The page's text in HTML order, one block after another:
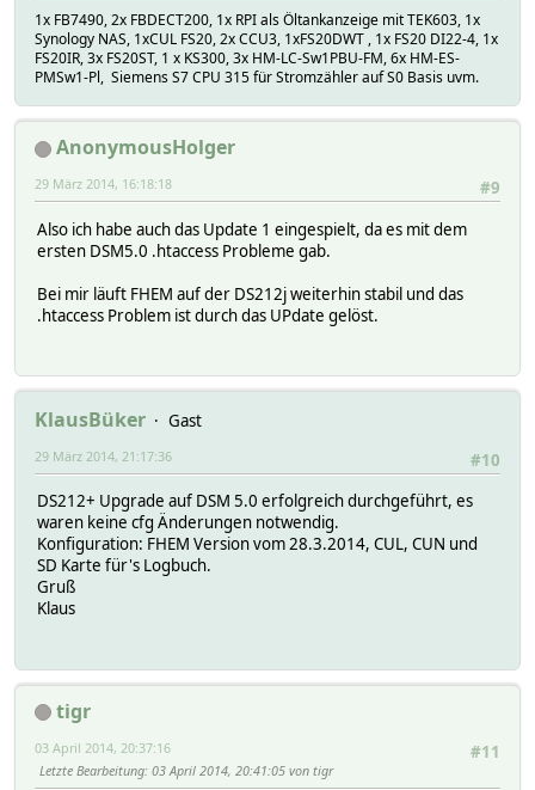
1x FB7490, 2x FBDECT200, 1x RPI als Öltankanzeige mit TEK603, 1x
Synology NAS, 1xCUL FS20, 2x CCU3, 1xFS20DWT , 1x FS20 DI22-4, 1x
FS20IR, 3x FS20ST, 1 x KS300, 3x HM-LC-Sw1PBU-FM, 6x HM-ES-
PMSw1-Pl, Siemens S7 CPU 315 für Stromzähler auf S0 Basis uvm.
AnonymousHolger
#9
29 März 2014, 16:18:18
Also ich habe auch das Update 1 eingespielt, da es mit dem
ersten DSM5.0 .htaccess Probleme gab.
Bei mir läuft FHEM auf der DS212j weiterhin stabil und das
.htaccess Problem ist durch das UPdate gelöst.
KlausBüker
Gast
#10
29 März 2014, 21:17:36
DS212+ Upgrade auf DSM 5.0 erfolgreich durchgeführt, es
waren keine cfg Änderungen notwendig.
Konfiguration: FHEM Version vom 28.3.2014, CUL, CUN und
SD Karte für's Logbuch.
Gruß
Klaus
tigr
#11
03 April 2014, 20:37:16
Letzte Bearbeitung: 03 April 2014, 20:41:05 von tigr